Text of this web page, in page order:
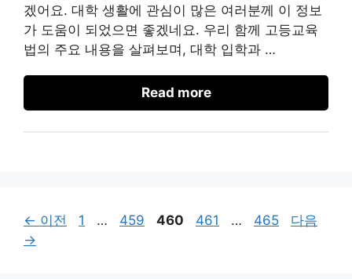
겠어요. 대학 생활에 관심이 많은 여러분께 이 정보
가 도움이 되었으면 좋겠네요. 우리 함께 고등교육
법의 주요 내용을 살펴보며, 대학 입학과 …
Read more
← 이전
페
1 …
페
459
페
460
페
461 …
페
465
다음
→